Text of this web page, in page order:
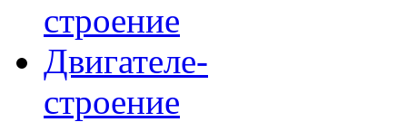
строение
Двигателе-
строение